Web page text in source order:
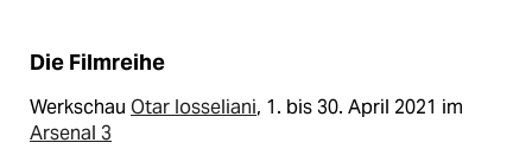
Die Filmreihe
Werkschau Otar Iosseliani, 1. bis 30. April 2021 im
Arsenal 3